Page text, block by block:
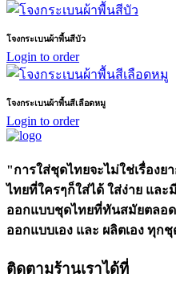
โจงกระเบนผ้าพื้นสีบัว
Login to order
โจงกระเบนผ้าพื้นสีเลือดหมู
Login to order
"การใส่ชุดไทยจะไม่ใช่เรื่องย
ไทยที่ใครๆก็ใส่ได้ ใส่ง่าย แล
ออกแบบชุดไทยที่ทันสมัยตลอด
ออกแบบเอง และ ผลิตเอง ทุก
ติดตามร้านเราได้ที่